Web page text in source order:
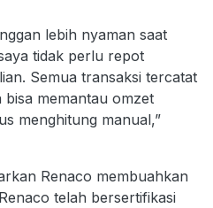
lebih nyaman saat
tidak perlu repot
Semua transaksi tercatat
bisa memantau omzet
menghitung manual,”
Renaco membuahkan
telah bersertifikasi